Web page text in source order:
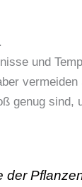
und
vermeiden
genug sind,